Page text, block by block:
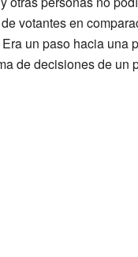
votantes en
un paso hacia una
de decisiones de un